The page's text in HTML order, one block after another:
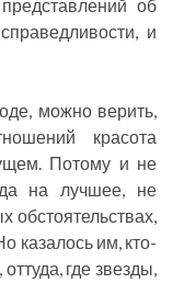
об
и
можно верить,
красота
Потому и не
на лучшее, не
обстоятельствах,
казалось им, кто-
где звезды,